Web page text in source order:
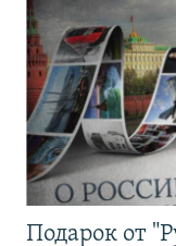
Подарок от